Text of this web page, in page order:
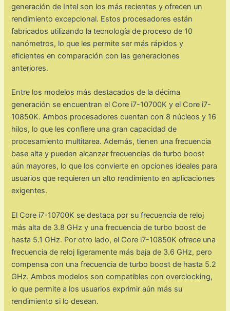
generación de Intel son los más recientes y ofrecen un
rendimiento excepcional. Estos procesadores están
fabricados utilizando la tecnología de proceso de 10
nanómetros, lo que les permite ser más rápidos y
eficientes en comparación con las generaciones
anteriores.
Entre los modelos más destacados de la décima
generación se encuentran el Core i7-10700K y el Core i7-
10850K. Ambos procesadores cuentan con 8 núcleos y 16
hilos, lo que les confiere una gran capacidad de
procesamiento multitarea. Además, tienen una frecuencia
base alta y pueden alcanzar frecuencias de turbo boost
aún mayores, lo que los convierte en opciones ideales para
usuarios que requieren un alto rendimiento en aplicaciones
exigentes.
El Core i7-10700K se destaca por su frecuencia de reloj
más alta de 3.8 GHz y una frecuencia de turbo boost de
hasta 5.1 GHz. Por otro lado, el Core i7-10850K ofrece una
frecuencia de reloj ligeramente más baja de 3.6 GHz, pero
compensa con una frecuencia de turbo boost de hasta 5.2
GHz. Ambos modelos son compatibles con overclocking,
lo que permite a los usuarios exprimir aún más su
rendimiento si lo desean.